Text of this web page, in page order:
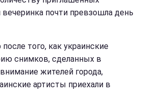
почти превзошла день
того, как украинские
снимков, сделанных в
жителей города,
артисты приехали в